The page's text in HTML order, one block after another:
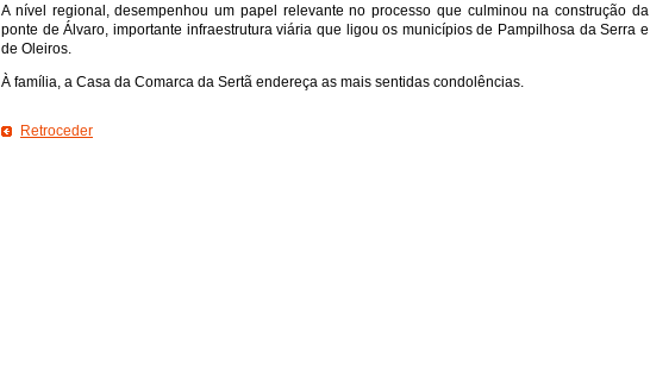
A nível regional, desempenhou um papel relevante no processo que culminou na construção da
ponte de Álvaro, importante infraestrutura viária que ligou os municípios de Pampilhosa da Serra e
de Oleiros.
À família, a Casa da Comarca da Sertã endereça as mais sentidas condolências.
Retroceder